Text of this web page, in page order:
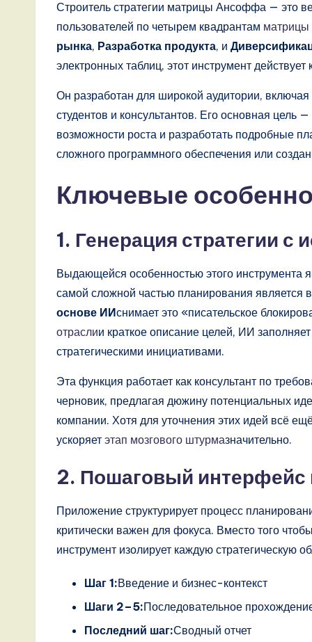
A
ft
w
Строитель стратегии матрицы Ансоффа — это
пользователей по четырем квадрантам
рынка, Разработка продукта, и
электронных таблиц, этот инструмент
Он разработан для широкой аудитории,
студентов и консультантов. Его основная цель
возможности роста и разработать подробные
сложного программного обеспечения или
Ключевые
1. Генерация стратегии с
Выдающейся особенностью этого инструмента
самой сложной частью планирования является
основе ИИснимает это «писательское
отраслии краткое описание целей, ИИ
стратегическими инициативами.
Эта функция работает как консультант по
черновик, предлагая дюжину потенциальных
компании. Хотя для уточнения этих идей всё
ускоряет этап мозгового штурмазначительно.
2. Пошаговый интерфейс
Приложение структурирует процесс
критически важен для фокуса. Вместо того
инструмент изолирует каждую стратегическую
Шаг 1:Введение и бизнес-контекст
Шаги 2–5:Последовательное
Последний шаг:Сводный отчет